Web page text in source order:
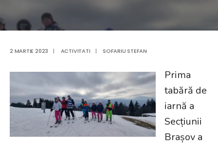
2 MARTIE 2023 | ACTIVITATI | SOFARIU STEFAN
Prima
tabără de
iarnă a
Secțiunii
Brașov a